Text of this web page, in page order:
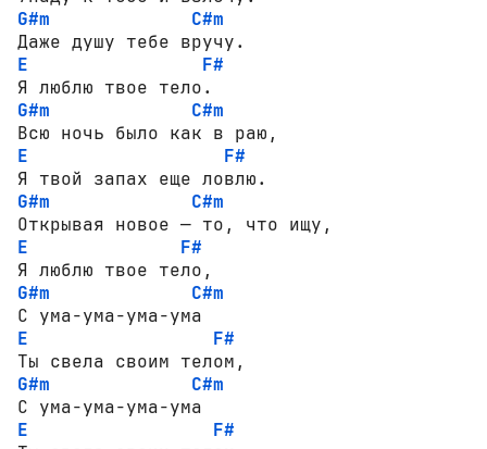
G#m
C#m
E
F#
G#m
C#m
E
F#
G#m
C#m
E
F#
G#m
C#m
E
F#
G#m
C#m
E
F#